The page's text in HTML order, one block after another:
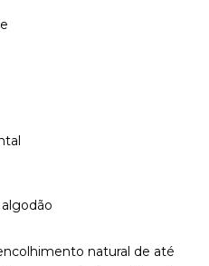
algodão
natural de até